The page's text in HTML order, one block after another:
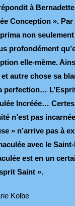
à
Conception ».
non
profondément
elle-même.
autre chose sa
perfection…
Incréée…
n’est pas
» n’arrive pas à
avec le
est en un
Saint ».
Kolbe